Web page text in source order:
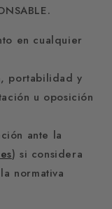
en cualquier
portabilidad y
u oposición
ante la
) si considera
normativa